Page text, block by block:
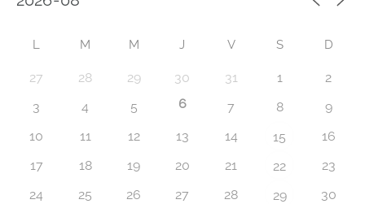
L M M J V S D
27 28 29 30 31 1
2
3
4 5 6 7 8
9
10
11 12 13 14 15
16
17
18 19 20 21 22
23
24
25 26 27 28 29
30